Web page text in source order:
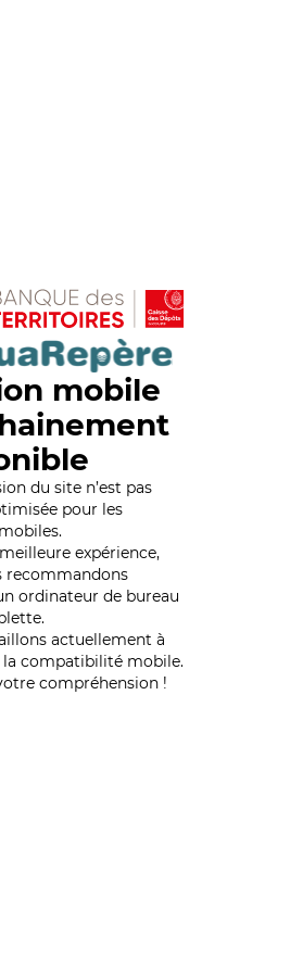
mobile
du site n’est pas
pour les
expérience,
recommandons
ordinateur de bureau
actuellement à
compatibilité mobile.
compréhension !